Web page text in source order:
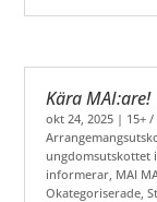
Kära MAI:are!
okt 24, 2025 | 15+
ungdomsutskottet
informerar MAI
Okategoriserade ,